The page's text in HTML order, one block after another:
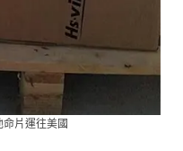
片運往美國